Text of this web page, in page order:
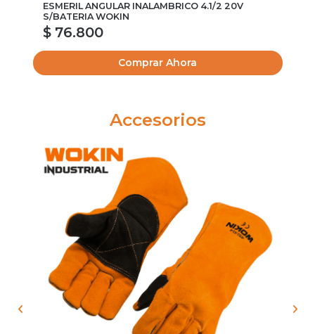
ESMERIL ANGULAR INALAMBRICO 4.1/2 20V
S/BATERIA WOKIN
$ 76.800
Comprar Ahora
Accesorios